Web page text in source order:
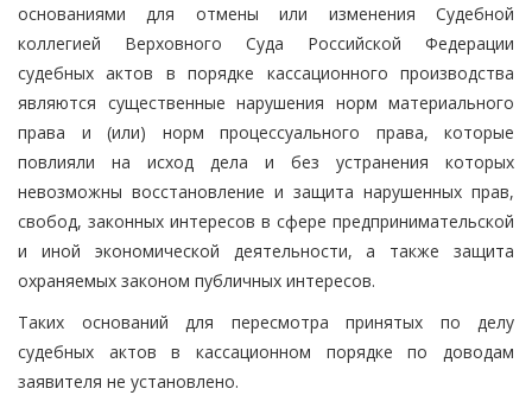
основаниями для отмены или изменения Судебной
коллегией Верховного Суда Российской Федерации
судебных актов в порядке кассационного производства
являются существенные нарушения норм материального
права и (или) норм процессуального права, которые
повлияли на исход дела и без устранения которых
невозможны восстановление и защита нарушенных прав,
свобод, законных интересов в сфере предпринимательской
и иной экономической деятельности, а также защита
охраняемых законом публичных интересов.
Таких оснований для пересмотра принятых по делу
судебных актов в кассационном порядке по доводам
заявителя не установлено.